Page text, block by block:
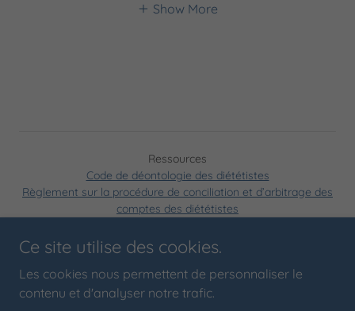
Show More
Ressources
Code de déontologie des diététistes
Règlement sur la procédure de conciliation et d’arbitrage des
comptes des diététistes
Permis de l'ODNQ
Ce site utilise des cookies.
Les cookies nous permettent de personnaliser le
contenu et d'analyser notre trafic.